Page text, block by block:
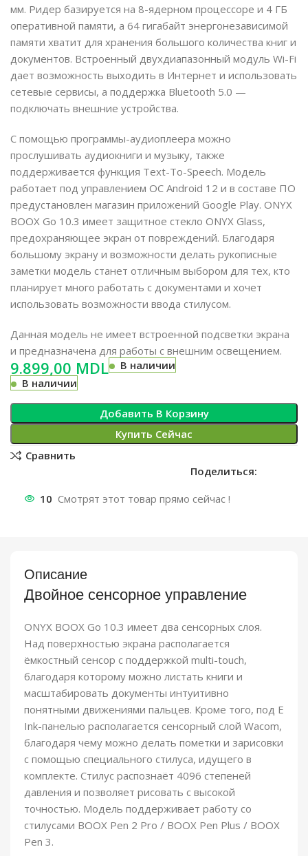
мм. Ридер базируется на 8-ядерном процессоре и 4 ГБ
оперативной памяти, а 64 гигабайт энергонезависимой
памяти хватит для хранения большого количества книг и
документов. Встроенный двухдиапазонный модуль Wi-Fi
дает возможность выходить в Интернет и использовать
сетевые сервисы, а поддержка Bluetooth 5.0 —
подключать внешние устройства.
С помощью программы-аудиоплеера можно
прослушивать аудиокниги и музыку, также
поддерживается функция Text-To-Speech. Модель
работает под управлением ОС Android 12 и в составе ПО
предустановлен магазин приложений Google Play. ONYX
BOOX Go 10.3 имеет защитное стекло ONYX Glass,
предохраняющее экран от повреждений. Благодаря
большому экрану и возможности делать рукописные
заметки модель станет отличным выбором для тех, кто
планирует много работать с документами и хочет
использовать возможности ввода стилусом.
Данная модель не имеет встроенной подсветки экрана
и предназначена для работы с внешним освещением.
MDL
В наличии
В наличии
Добавить В Корзину
Купить Сейчас
Сравнить
Поделиться:
10 Смотрят этот товар прямо сейчас !
Описание
Двойное сенсорное управление
ONYX BOOX Go 10.3 имеет два сенсорных слоя.
Над поверхностью экрана располагается
ёмкостный сенсор с поддержкой multi-touch,
благодаря которому можно листать книги и
масштабировать документы интуитивно
понятными движениями пальцев. Кроме того, под E
Ink-панелью располагается сенсорный слой Wacom,
благодаря чему можно делать пометки и зарисовки
с помощью специального стилуса, идущего в
комплекте. Стилус распознаёт 4096 степеней
давления и позволяет рисовать с высокой
точностью. Модель поддерживает работу со
стилусами BOOX Pen 2 Pro / BOOX Pen Plus / BOOX
Pen 3.